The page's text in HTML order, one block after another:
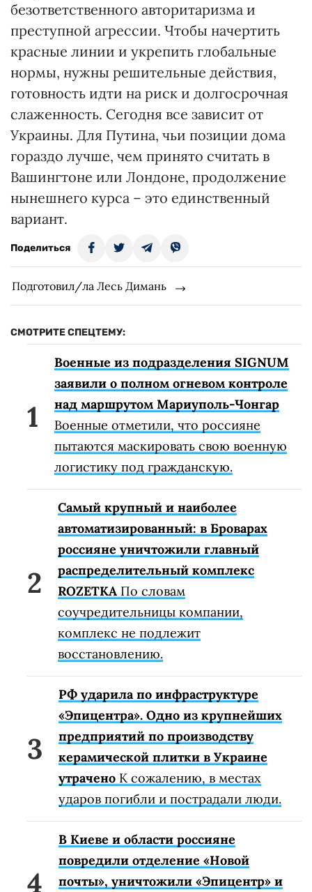
безответственного авторитаризма и
преступной агрессии. Чтобы начертить
красные линии и укрепить глобальные
нормы, нужны решительные действия,
готовность идти на риск и долгосрочная
слаженность. Сегодня все зависит от
Украины. Для Путина, чьи позиции дома
гораздо лучше, чем принято считать в
Вашингтоне или Лондоне, продолжение
нынешнего курса – это единственный
вариант.
Поделиться
Подготовил/ла Лесь Димань
СМОТРИТЕ СПЕЦТЕМУ:
Военные из подразделения SIGNUM
заявили о полном огневом контроле
над маршрутом Мариуполь-Чонгар
Военные отметили, что россияне
пытаются маскировать свою военную
логистику под гражданскую.
Самый крупный и наиболее
автоматизированный: в Броварах
россияне уничтожили главный
распределительный комплекс
ROZETKA По словам
соучредительницы компании,
комплекс не подлежит
восстановлению.
РФ ударила по инфраструктуре
«Эпицентра». Одно из крупнейших
предприятий по производству
керамической плитки в Украине
утрачено К сожалению, в местах
ударов погибли и пострадали люди.
В Киеве и области россияне
повредили отделение «Новой
почты», уничтожили «Эпицентр» и